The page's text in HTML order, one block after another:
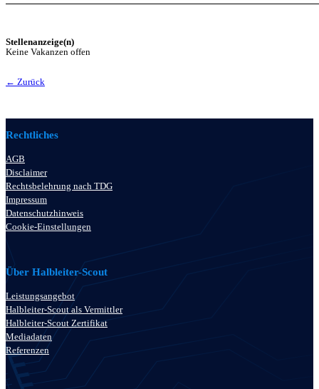
Stellenanzeige(n)
Keine Vakanzen offen
← Zurück
Rechtliches
AGB
Disclaimer
Rechtsbelehrung nach TDG
Impressum
Datenschutzhinweis
Cookie-Einstellungen
Über Halbleiter-Scout
Leistungsangebot
Halbleiter-Scout als Vermittler
Halbleiter-Scout Zertifikat
Mediadaten
Referenzen